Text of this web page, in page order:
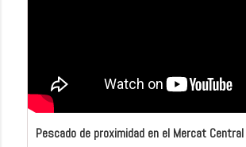
Pescado de proximidad en el Mercat